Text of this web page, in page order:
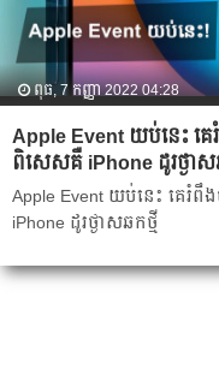
ពុធ, 7 កញ្ញា 2022 04:28
Apple Event យប់នេះ គ
ពិសេសគឺ iPhone ដូរថ្ងាស
Apple Event យប់នេះ គេរំ
iPhone ដូរថ្ងាសឆកថ្មី